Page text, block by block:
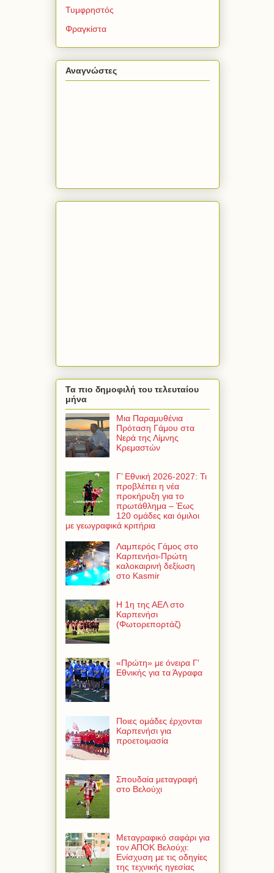
Τυμφρηστός
Φραγκίστα
Αναγνώστες
Τα πιο δημοφιλή του τελευταίου
μήνα
Μια Παραμυθένια
Πρόταση Γάμου στα
Νερά της Λίμνης
Κρεμαστών
Γ’ Εθνική 2026-2027: Τι
προβλέπει η νέα
προκήρυξη για το
πρωτάθλημα – Έως
120 ομάδες και όμιλοι
με γεωγραφικά κριτήρια
Λαμπερός Γάμος στο
Καρπενήσι-Πρώτη
καλοκαιρινή δεξίωση
στο Kasmir
Η 1η της ΑΕΛ στο
Καρπενήσι
(Φωτορεπορτάζ)
«Πρώτη» με όνειρα Γ'
Εθνικής για τα Άγραφα
Ποιες ομάδες έρχονται
Καρπενήσι για
προετοιμασία
Σπουδαία μεταγραφή
στο Βελούχι
Μεταγραφικό σαφάρι για
τον ΑΠΟΚ Βελούχι:
Ενίσχυση με τις οδηγίες
της τεχνικής ηγεσίας